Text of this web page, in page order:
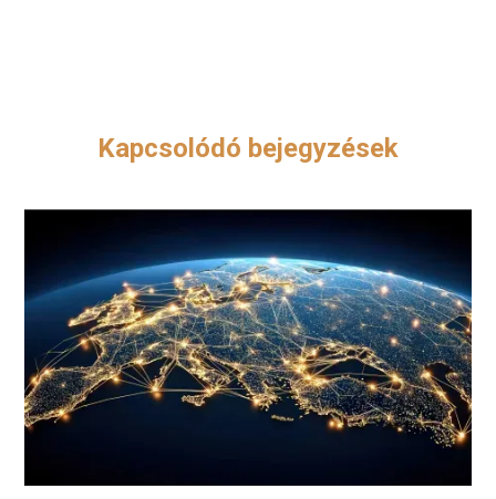
Kapcsolódó bejegyzések